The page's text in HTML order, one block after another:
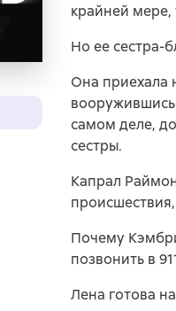
крайней мере,
Но ее сестра-
Она приехала
самом деле,
сестры.
Капрал
происшествия,
Почему
позвонить в
Лена готова